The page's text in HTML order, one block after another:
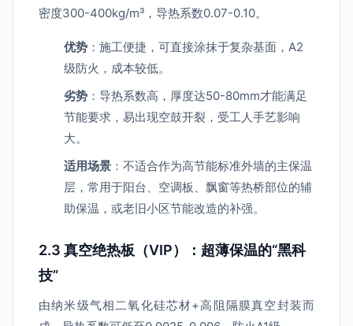
密度300-400kg/m³，导热系数0.07-0.10。
优势 ：施工便捷，可直接涂抹于复杂基面，A2
级防火，成本较低。
劣势 ：导热系数高，厚度达50-80mm才能满足
节能要求，易出现空鼓开裂，受工人手艺影响
大。
适用场景 ：不适合作为高节能标准外墙的主保温
层，常用于阳台、空调板、飘窗等热桥部位的辅
助保温，或老旧小区节能改造的补强。
2.3 真空绝热板（VIP）：超薄保温的“黑科
技”
由纳米级气相二氧化硅芯材+高阻隔膜真空封装而